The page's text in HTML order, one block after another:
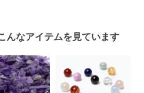
んなアイテムを見ています